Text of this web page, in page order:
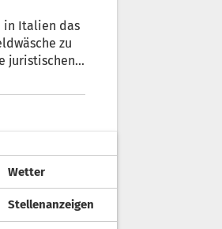
in Italien das
zu
juristischen
Wetter
Stellenanzeigen